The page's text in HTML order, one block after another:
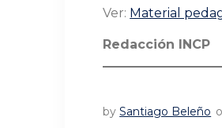
Ver: Material
Redacción INCP
bySantiago Beleño